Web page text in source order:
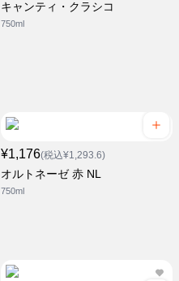
キャンティ・クラシコ
750ml
¥1,176(税込¥1,293.6)
オルトネーゼ 赤 NL
750ml